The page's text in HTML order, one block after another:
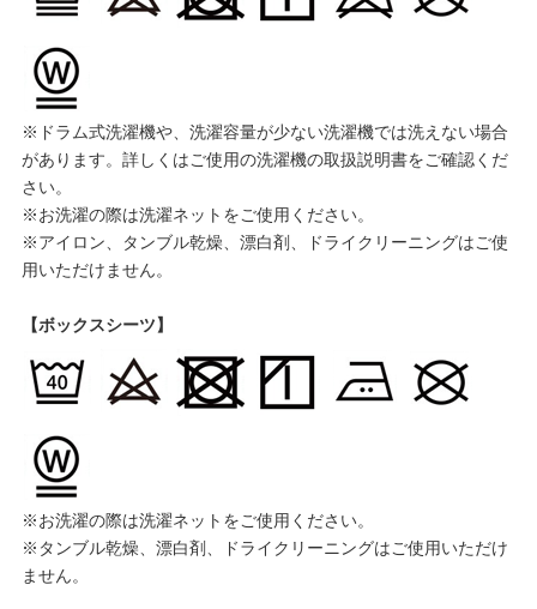
※ドラム式洗濯機や、洗濯容量が少ない洗濯機では洗えない場合
があります。詳しくはご使用の洗濯機の取扱説明書をご確認くだ
さい。
※お洗濯の際は洗濯ネットをご使用ください。
※アイロン、タンブル乾燥、漂白剤、ドライクリーニングはご使
用いただけません。
【ボックスシーツ】
※お洗濯の際は洗濯ネットをご使用ください。
※タンブル乾燥、漂白剤、ドライクリーニングはご使用いただけ
ません。